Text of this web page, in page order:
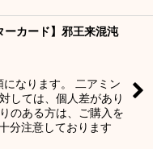
ーカード】邪王来混沌
なります。 二アミン
しては、個人差があり
のある方は、ご購入を
分注意しております